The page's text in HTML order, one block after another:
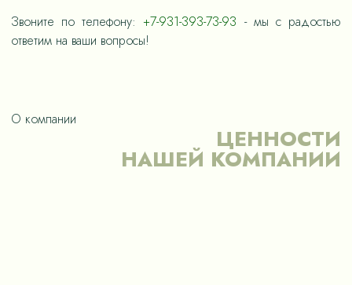
Звоните по телефону:+7-931-393-73-93 - мы с радостью
ответим на ваши вопросы!
О компании
ЦЕННОСТИ
НАШЕЙ КОМПАНИИ